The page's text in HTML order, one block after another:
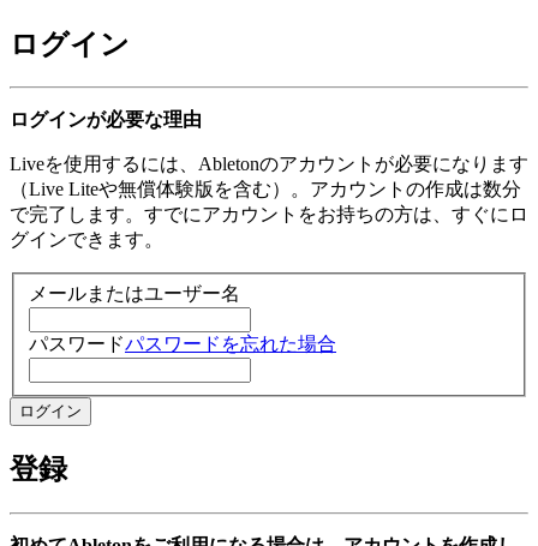
ログイン
ログインが必要な理由
Liveを使用するには、Abletonのアカウントが必要になります
（Live Liteや無償体験版を含む）。アカウントの作成は数分
で完了します。すでにアカウントをお持ちの方は、すぐにロ
グインできます。
メールまたはユーザー名
パスワードパスワードを忘れた場合
登録